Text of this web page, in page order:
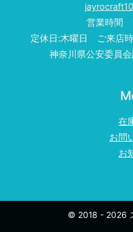
営業時間
定休日:木曜日 ご来店時
神奈川県公安委員
在
お問
お
© 2018 - 2026